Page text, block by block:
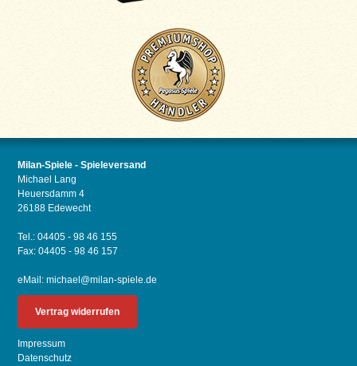
Milan-Spiele - Spieleversand
Michael Lang
Heuersdamm 4
26188 Edewecht
Tel.: 04405 - 98 46 155
Fax: 04405 - 98 46 157
eMail:michael@milan-spiele.de
Vertrag widerrufen
Impressum
Datenschutz